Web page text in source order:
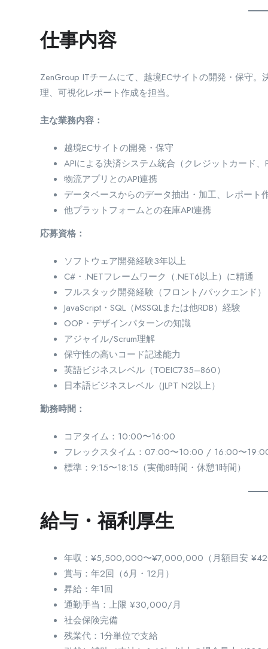
仕事内容
ZenGroup ITチームにて、越境ECサイトの開発・保守
理、可視化レポート作成を担当。
主な業務内容：
越境ECサイトの開発・保守
APIによる決済システム統合（クレジットカード
物流アプリとのAPI連携
データベースからのデータ抽出・加工、レポート
他プラットフォームとの在庫API連携
応募資格：
ソフトウェア開発経験3年以上
C#・.NETフレームワーク（.NET6以上）に精通
フルスタック開発経験（フロント/バックエンド）
JavaScript・SQL（MSSQLまたは他RDB）経験
OOP・デザインパターンの知識
アジャイル/Scrum理解
保守性の高いコード記述能力
英語ビジネスレベル（TOEIC735–860）
日本語ビジネスレベル（JLPT N2以上）
勤務時間：
コアタイム：10:00〜16:00
フレックスタイム：07:00〜10:00 / 16:00〜
標準：9:15〜18:15（実働8時間・休憩1時間）
給与・福利厚生
年収：¥5,500,000〜¥7,000,000（月額目安
賞与：年2回（6月・12月）
昇給：年1回
通勤手当：上限 ¥30,000/月
社会保険完備
残業代：1分単位で支給